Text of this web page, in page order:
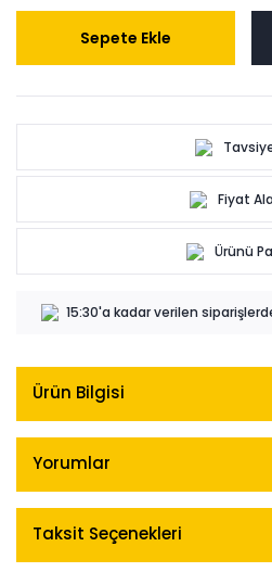
Sepete Ekle
Fiyat
Ürünü
15:30'a kadar verilen
Ürün Bilgisi
Yorumlar
Taksit Seçenekleri